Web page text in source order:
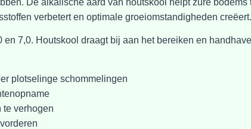
De alkalische aard van houtskool helpt zure bodems
verbetert en optimale groeiomstandigheden creëert.
7,0. Houtskool draagt bij aan het bereiken en
plotselinge schommelingen
te verhogen